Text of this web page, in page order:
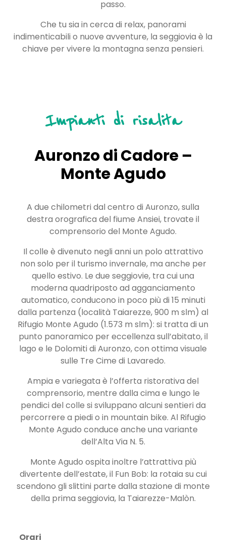
passo.
Che tu sia in cerca di relax, panorami
indimenticabili o nuove avventure, la seggiovia è la
chiave per vivere la montagna senza pensieri.
Impianti di risalita
Auronzo di Cadore –
Monte Agudo
A due chilometri dal centro di Auronzo, sulla
destra orografica del fiume Ansiei, trovate il
comprensorio del Monte Agudo.
Il colle è divenuto negli anni un polo attrattivo
non solo per il turismo invernale, ma anche per
quello estivo. Le due seggiovie, tra cui una
moderna quadriposto ad agganciamento
automatico, conducono in poco più di 15 minuti
dalla partenza (località Taiarezze, 900 m slm) al
Rifugio Monte Agudo (1.573 m slm): si tratta di un
punto panoramico per eccellenza sull’abitato, il
lago e le Dolomiti di Auronzo, con ottima visuale
sulle Tre Cime di Lavaredo.
Ampia e variegata è l’offerta ristorativa del
comprensorio, mentre dalla cima e lungo le
pendici del colle si sviluppano alcuni sentieri da
percorrere a piedi o in mountain bike. Al Rifugio
Monte Agudo conduce anche una variante
dell’Alta Via N. 5.
Monte Agudo ospita inoltre l’attrattiva più
divertente dell’estate, il Fun Bob: la rotaia su cui
scendono gli slittini parte dalla stazione di monte
della prima seggiovia, la Taiarezze-Malòn.
Orari